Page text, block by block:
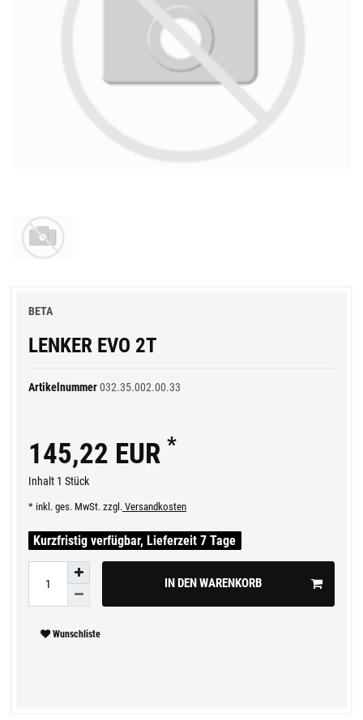
BETA
LENKER EVO 2T
Artikelnummer032.35.002.00.33
145,22 EUR *
Inhalt 1 Stück
* inkl. ges. MwSt. zzgl. Versandkosten
Kurzfristig verfügbar, Lieferzeit 7 Tage
IN DEN WARENKORB
Wunschliste